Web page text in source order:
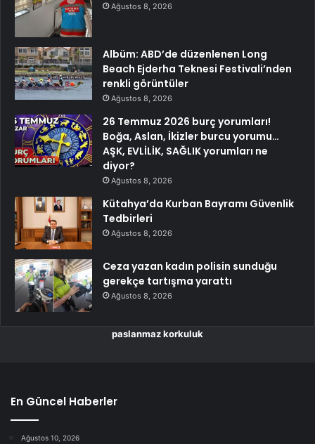
Ağustos 8, 2026
Albüm: ABD’de düzenlenen Long
Beach Ejderha Teknesi Festivali’nden
renkli görüntüler
Ağustos 8, 2026
26 Temmuz 2026 burç yorumları!
Boğa, Aslan, İkizler burcu yorumu…
AŞK, EVLİLİK, SAĞLIK yorumları ne
diyor?
Ağustos 8, 2026
Kütahya’da Kurban Bayramı Güvenlik
Tedbirleri
Ağustos 8, 2026
Ceza yazan kadın polisin sunduğu
gerekçe tartışma yarattı
Ağustos 8, 2026
paslanmaz korkuluk
En Güncel Haberler
Ağustos 10, 2026